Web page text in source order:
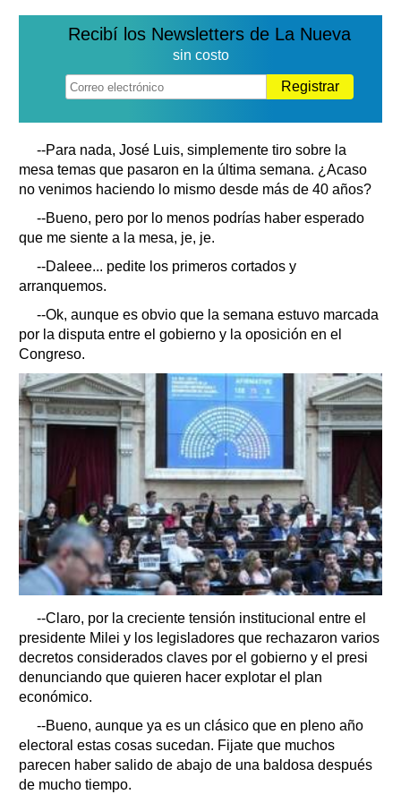
Edictos
Recibí los Newsletters de La Nueva
sin costo
Registrar
--Para nada, José Luis, simplemente tiro sobre la
mesa temas que pasaron en la última semana. ¿Acaso
no venimos haciendo lo mismo desde más de 40 años?
--Bueno, pero por lo menos podrías haber esperado
que me siente a la mesa, je, je.
--Daleee... pedite los primeros cortados y
arranquemos.
--Ok, aunque es obvio que la semana estuvo marcada
por la disputa entre el gobierno y la oposición en el
Congreso.
--Claro, por la creciente tensión institucional entre el
presidente Milei y los legisladores que rechazaron varios
decretos considerados claves por el gobierno y el presi
denunciando que quieren hacer explotar el plan
económico.
--Bueno, aunque ya es un clásico que en pleno año
electoral estas cosas sucedan. Fijate que muchos
parecen haber salido de abajo de una baldosa después
de mucho tiempo.